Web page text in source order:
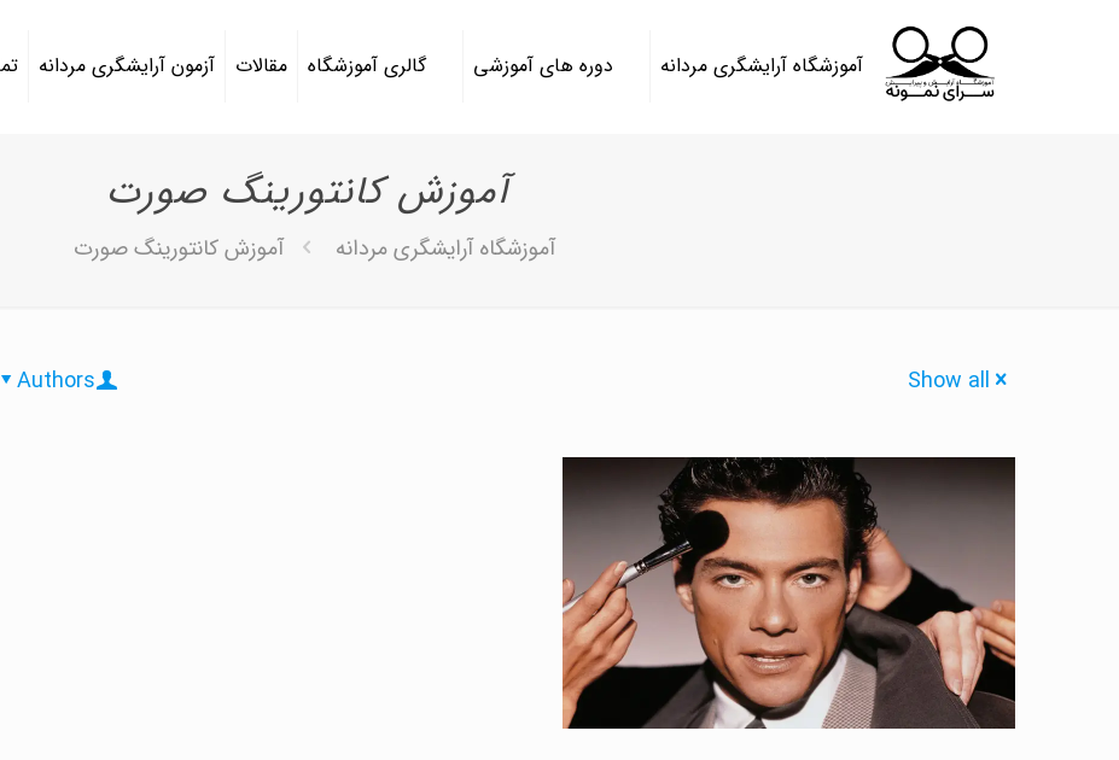
آموزشگاه آرایشگری مردانه دوره های آموزشی گالری آموزشگاه مقالات آزمون آرایشگری مردانه
آموزش کانتورینگ صورت
آموزشگاه آرایشگری مردانه آموزش کانتورینگ صورت
Authors Show all